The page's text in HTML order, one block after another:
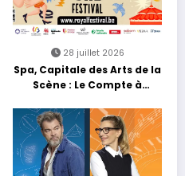
28 juillet 2026
Spa, Capitale des Arts de la
Scène : Le Compte à